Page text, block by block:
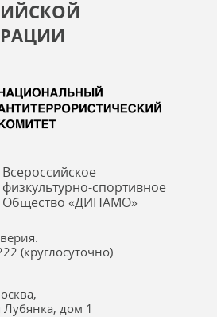
Всероссийское
физкультурно-спортивное
Общество «ДИНАМО»
(круглосуточно)
дом 1